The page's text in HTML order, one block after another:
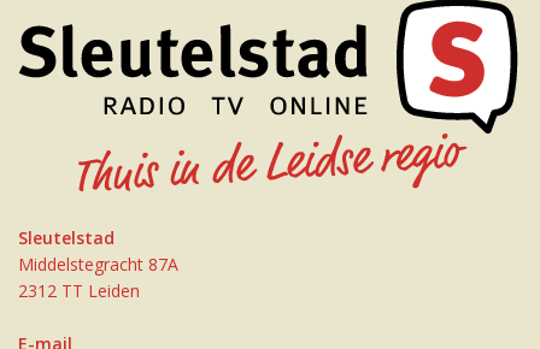
Sleutelstad
Middelstegracht 87A
2312 TT Leiden
E-mail